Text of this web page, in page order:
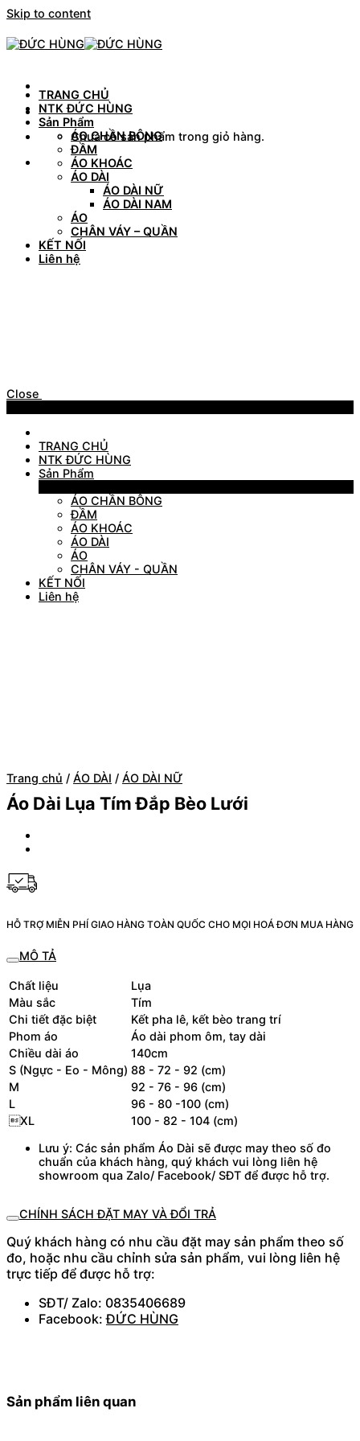
Skip to content
Chưa có sản phẩm trong giỏ hàng.
TRANG CHỦ
NTK ĐỨC HÙNG
Sản Phẩm
ÁO CHẦN BÔNG
ĐẦM
ÁO KHOÁC
ÁO DÀI
ÁO DÀI NỮ
ÁO DÀI NAM
ÁO
CHÂN VÁY – QUẦN
KẾT NỐI
Liên hệ
Close
TRANG CHỦ
NTK ĐỨC HÙNG
Sản Phẩm
ÁO CHẦN BÔNG
ĐẦM
ÁO KHOÁC
ÁO DÀI
ÁO
CHÂN VÁY - QUẦN
KẾT NỐI
Liên hệ
Trang chủ / ÁO DÀI / ÁO DÀI NỮ
Áo Dài Lụa Tím Đắp Bèo Lưới
HỖ TRỢ MIỄN PHÍ GIAO HÀNG TOÀN QUỐC CHO MỌI HOÁ ĐƠN MUA HÀNG
MÔ TẢ
Chất liệu
Lụa
Màu sắc
Tím
Chi tiết đặc biệt
Kết pha lê, kết bèo trang trí
Phom áo
Áo dài phom ôm, tay dài
Chiều dài áo
140cm
S (Ngực - Eo - Mông) 88 - 72 - 92 (cm)
M
92 - 76 - 96 (cm)
L
96 - 80 -100 (cm)
XL
100 - 82 - 104 (cm)
Lưu ý: Các sản phẩm Áo Dài sẽ được may theo số đo
chuẩn của khách hàng, quý khách vui lòng liên hệ
showroom qua Zalo/ Facebook/ SĐT để được hỗ trợ.
CHÍNH SÁCH ĐẶT MAY VÀ ĐỔI TRẢ
Quý khách hàng có nhu cầu đặt may sản phẩm theo số
đo, hoặc nhu cầu chỉnh sửa sản phẩm, vui lòng liên hệ
trực tiếp để được hỗ trợ:
SĐT/ Zalo: 0835406689
Facebook:ĐỨC HÙNG
Sản phẩm liên quan